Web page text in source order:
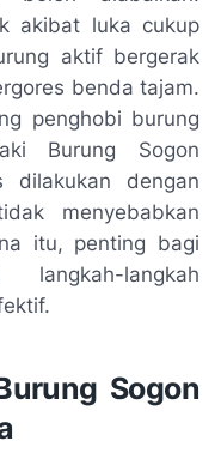
akibat luka cukup
aktif bergerak
benda tajam.
penghobi burung
Burung Sogon
dilakukan dengan
menyebabkan
itu, penting bagi
langkah
Sogon